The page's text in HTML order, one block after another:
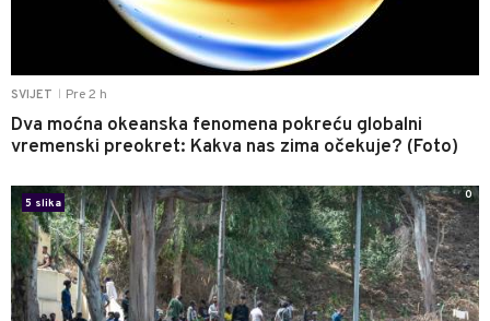
SVIJET Pre 2 h
Dva moćna okeanska fenomena pokreću globalni
vremenski preokret: Kakva nas zima očekuje? (Foto)
5 slika
0